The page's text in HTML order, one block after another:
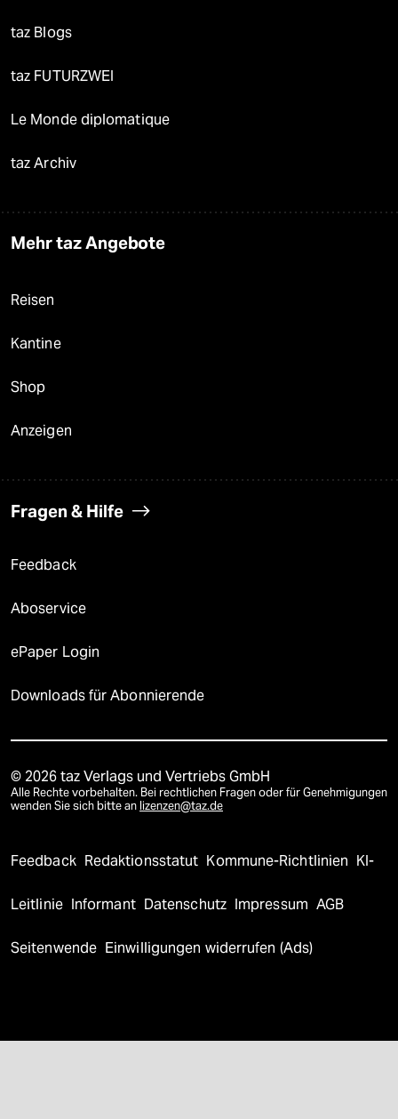
taz Blogs
taz FUTURZWEI
Le Monde diplomatique
taz Archiv
Mehr taz Angebote
Reisen
Kantine
Shop
Anzeigen
Fragen & Hilfe
Feedback
Aboservice
ePaper Login
Downloads für Abonnierende
© 2026 taz Verlags und Vertriebs GmbH
Alle Rechte vorbehalten. Bei rechtlichen Fragen oder für Genehmigungen
wenden Sie sich bitte an lizenzen@taz.de
Feedback Redaktionsstatut Kommune-Richtlinien KI-
Leitlinie Informant Datenschutz Impressum AGB
Seitenwende Einwilligungen widerrufen (Ads)